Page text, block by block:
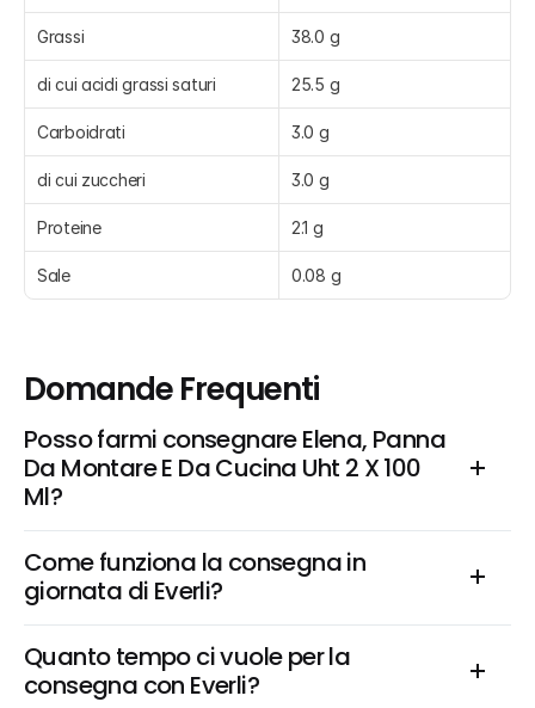
Grassi 38.0 g
di cui acidi grassi saturi 25.5 g
Carboidrati 3.0 g
di cui zuccheri 3.0 g
Proteine 2.1 g
Sale 0.08 g
Domande Frequenti
Posso farmi consegnare Elena, Panna
Da Montare E Da Cucina Uht 2 X 100
Ml?
Come funziona la consegna in
giornata di Everli?
Quanto tempo ci vuole per la
consegna con Everli?